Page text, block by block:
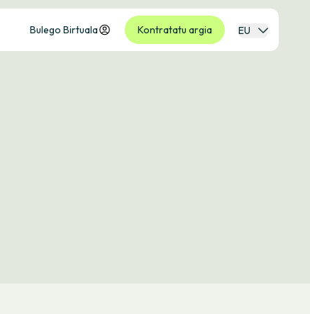
Bulego Birtuala Kontratatu argia EU